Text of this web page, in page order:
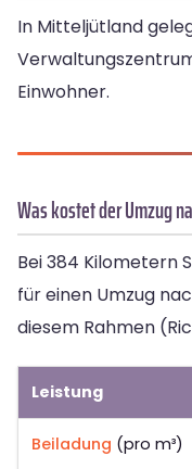
In Mitteljütland
Einwohner.
Was kostet der Umzug
Bei 384 Kilometern
für einen Umzug
diesem Rahmen
Leistung
Beiladung (pro m³)